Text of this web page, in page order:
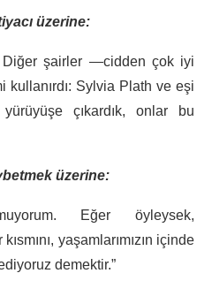
üzerine:
Diğer şairler —cidden çok iyi
kullanırdı: Sylvia Plath ve eşi
çıkardık, onlar bu
üzerine:
Eğer öyleysek,
yaşamlarımızın içinde
demektir.”